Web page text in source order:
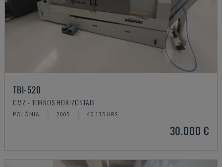
TBI-520
CMZ - TORNOS HORIZONTAIS
POLÓNIA 2005 40.135 HRS
30.000 €